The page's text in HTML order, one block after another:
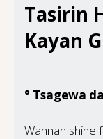
Tasirin
Kayan
° Tsagewa
Wannan shine